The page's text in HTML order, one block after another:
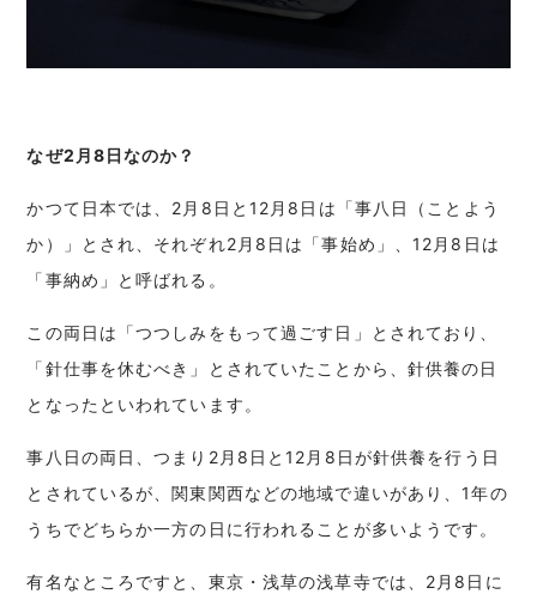
なぜ2月8日なのか？
かつて日本では、2月8日と12月8日は「事八日（ことよう
か）」とされ、それぞれ2月8日は「事始め」、12月8日は
「事納め」と呼ばれる。
この両日は「つつしみをもって過ごす日」とされており、
「針仕事を休むべき」とされていたことから、針供養の日
となったといわれています。
事八日の両日、つまり2月8日と12月8日が針供養を行う日
とされているが、関東関西などの地域で違いがあり、1年の
うちでどちらか一方の日に行われることが多いようです。
有名なところですと、東京・浅草の浅草寺では、2月8日に